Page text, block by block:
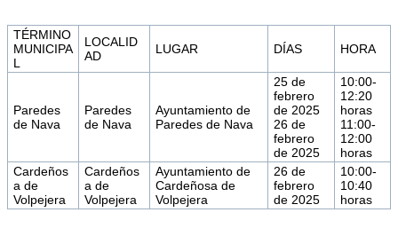
TÉRMINO
MUNICIPA
L
LOCALID
AD
LUGAR DÍAS HORA
Paredes
de Nava
Paredes
de Nava
Ayuntamiento de
Paredes de Nava
25 de
febrero
de 2025
26 de
febrero
de 2025
10:00-
12:20
horas
11:00-
12:00
horas
Cardeños
a de
Volpejera
Cardeños
a de
Volpejera
Ayuntamiento de
Cardeñosa de
Volpejera
26 de
febrero
de 2025
10:00-
10:40
horas